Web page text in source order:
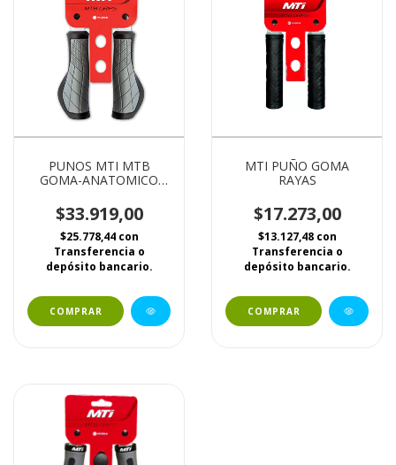
PUNOS MTI MTB
GOMA-ANATOMICO
$33.919,00
$25.778,44 con
Transferencia o
depósito bancario.
MTI PUÑO GOMA
RAYAS
$17.273,00
$13.127,48 con
Transferencia o
depósito bancario.